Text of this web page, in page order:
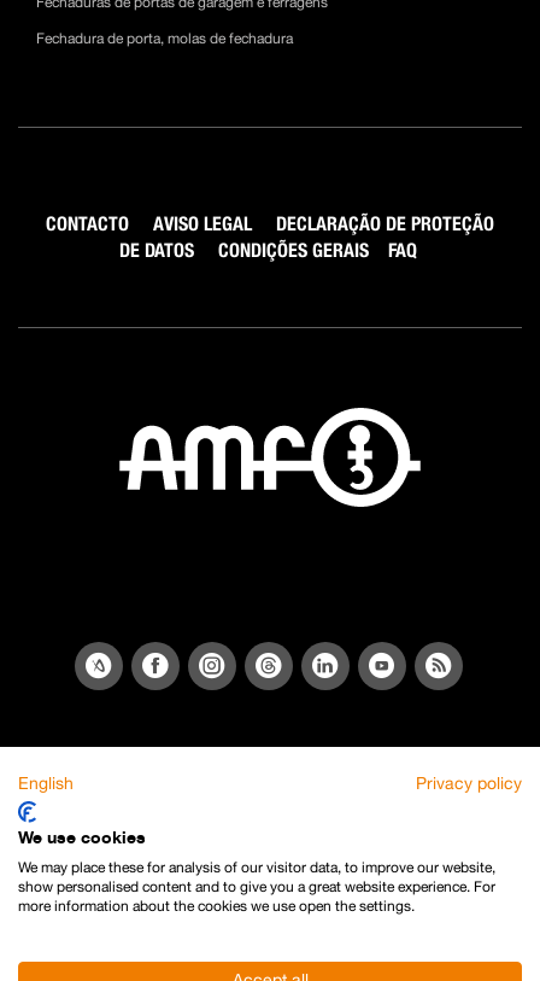
Fechadura de porta, molas de fechadura
CONTACTO AVISO LEGAL
DECLARAÇÃO DE PROTEÇÃO
DE DATOS
CONDIÇÕES GERAIS FAQ
English Privacy policy
We use cookies
We may place these for analysis of our visitor data, to improve our website,
show personalised content and to give you a great website experience. For
more information about the cookies we use open the settings.